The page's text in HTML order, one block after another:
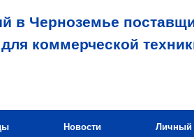
в Черноземье
коммерческой
Новости Личный